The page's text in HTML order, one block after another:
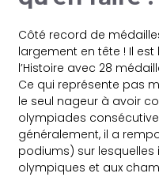
Côté record de
largement en tête ! Il
l’Histoire avec 28
Ce qui représente pas
le seul nageur à avoir
olympiades
généralement, il a
podiums) sur lesquelles
olympiques et aux